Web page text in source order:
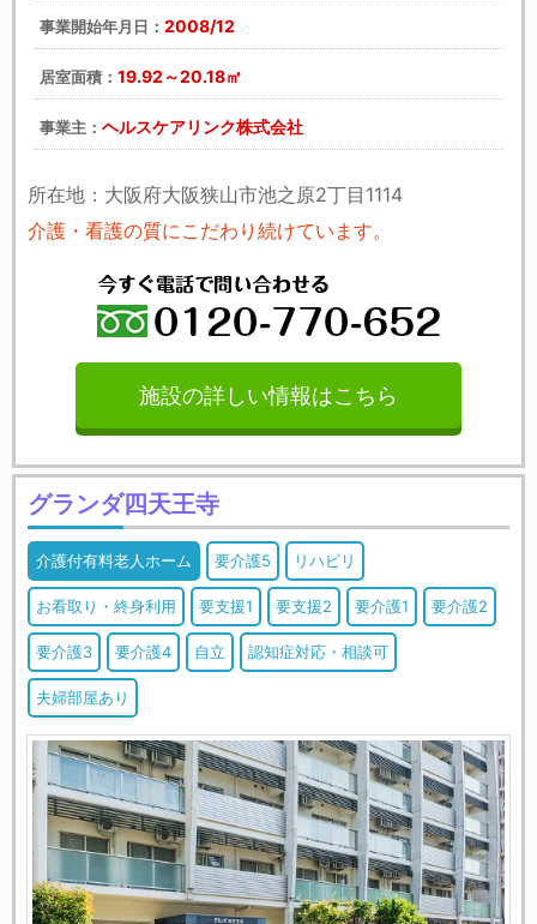
事業開始年月日： 2008/12
居室面積： 19.92～20.18㎡
事業主： ヘルスケアリンク株式会社
所在地：大阪府大阪狭山市池之原2丁目1114
介護・看護の質にこだわり続けています。
施設の詳しい情報はこちら
グランダ四天王寺
介護付有料老人ホーム 要介護5 リハビリ
お看取り・終身利用 要支援1 要支援2 要介護1 要介護2
要介護3 要介護4 自立 認知症対応・相談可
夫婦部屋あり